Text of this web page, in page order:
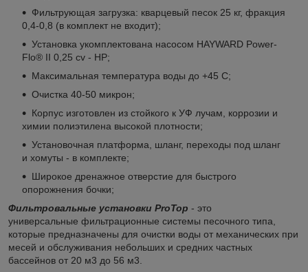
Фильтрующая загрузка: кварцевый песок 25 кг, фракция
0,4-0,8 (в комплект не входит);
Установка укомплектована насосом HAYWARD Power-
Flo® II 0,25 cv - HP;
Максимальная температура воды до +45 С;
Очистка 40-50 микрон;
Корпус изготовлен из стойкого к УФ лучам, коррозии и
химии полиэтилена высокой плотности;
Установочная платформа, шланг, переходы под шланг
и хомуты - в комплекте;
Широкое дренажное отверстие для быстрого
опорожнения бочки;
Фильтровальные установки ProTop - это
универсальные фильтрационные системы песочного типа,
которые предназначены для очистки воды от механических при
месей и обслуживания небольших и средних частных
бассейнов от 20 м3 до 56 м3.